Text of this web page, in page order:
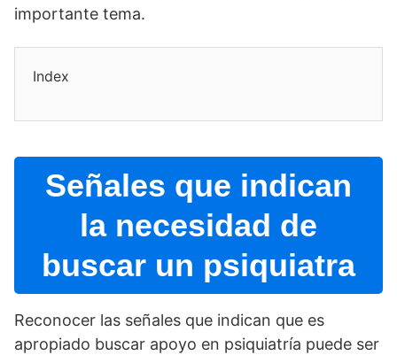
importante tema.
Index
Señales que indican
la necesidad de
buscar un psiquiatra
Reconocer las señales que indican que es
apropiado buscar apoyo en psiquiatrí­a puede ser